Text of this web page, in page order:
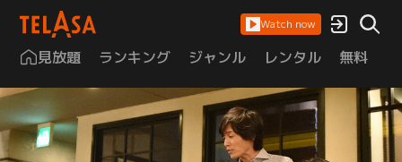
Watch now
見放題 ランキング ジャンル レンタル 無料